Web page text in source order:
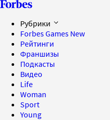
Рубрики
Forbes Games New
Рейтинги
Франшизы
Подкасты
Видео
Life
Woman
Sport
Young